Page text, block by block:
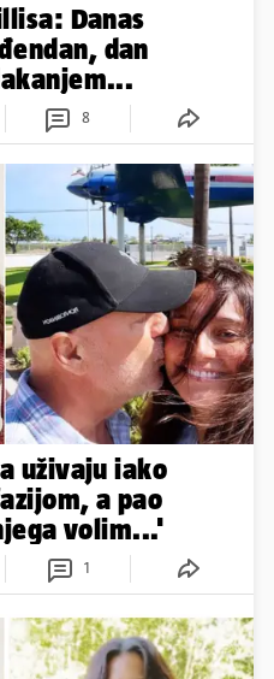
Danas
dan
8
uživaju iako
a pao
volim...'
1